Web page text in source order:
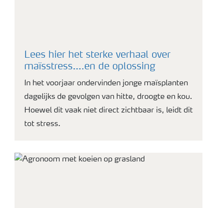
Lees hier het sterke verhaal over
maïsstress….en de oplossing
In het voorjaar ondervinden jonge maïsplanten
dagelijks de gevolgen van hitte, droogte en kou.
Hoewel dit vaak niet direct zichtbaar is, leidt dit
tot stress.